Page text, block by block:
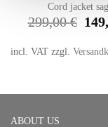
Cord jacket
299,00€
price
incl. VAT zzgl.
ABOUT US